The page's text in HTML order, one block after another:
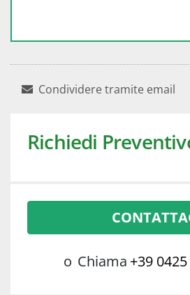
Condividere tramite email
Richiedi
o Chiama +39